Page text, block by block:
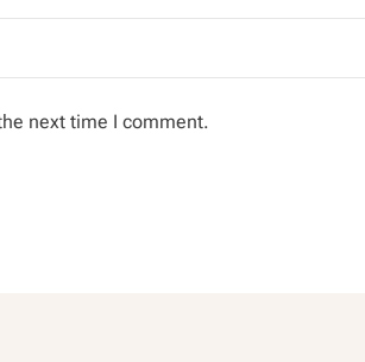
next time I comment.